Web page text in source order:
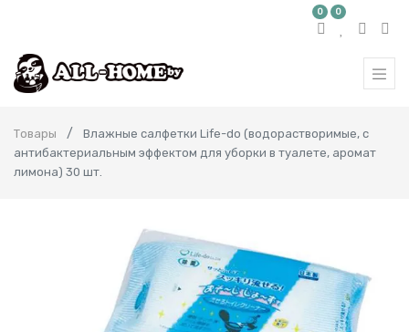
0 0
Товары
Влажные салфетки Life-do (водорастворимые, с
антибактериальным эффектом для уборки в туалете, аромат
лимона) 30 шт.